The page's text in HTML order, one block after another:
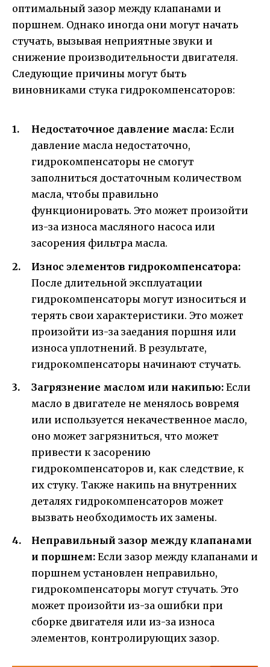
оптимальный зазор между клапанами и
поршнем. Однако иногда они могут начать
стучать, вызывая неприятные звуки и
снижение производительности двигателя.
Следующие причины могут быть
виновниками стука гидрокомпенсаторов:
Недостаточное давление масла: Если
давление масла недостаточно,
гидрокомпенсаторы не смогут
заполниться достаточным количеством
масла, чтобы правильно
функционировать. Это может произойти
из-за износа масляного насоса или
засорения фильтра масла.
Износ элементов гидрокомпенсатора:
После длительной эксплуатации
гидрокомпенсаторы могут износиться и
терять свои характеристики. Это может
произойти из-за заедания поршня или
износа уплотнений. В результате,
гидрокомпенсаторы начинают стучать.
Загрязнение маслом или накипью: Если
масло в двигателе не менялось вовремя
или используется некачественное масло,
оно может загрязниться, что может
привести к засорению
гидрокомпенсаторов и, как следствие, к
их стуку. Также накипь на внутренних
деталях гидрокомпенсаторов может
вызвать необходимость их замены.
Неправильный зазор между клапанами
и поршнем: Если зазор между клапанами и
поршнем установлен неправильно,
гидрокомпенсаторы могут стучать. Это
может произойти из-за ошибки при
сборке двигателя или из-за износа
элементов, контролирующих зазор.